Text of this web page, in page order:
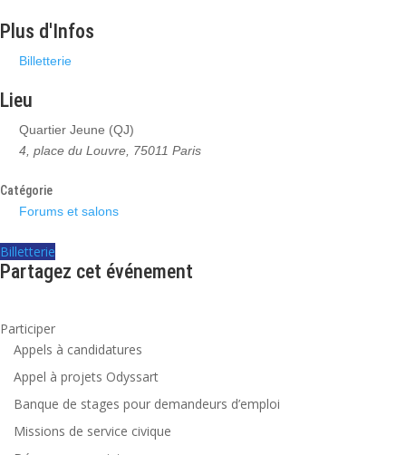
Plus d'Infos
Billetterie
Lieu
Quartier Jeune (QJ)
4, place du Louvre, 75011 Paris
Catégorie
Forums et salons
Billetterie
Partagez cet événement
Participer
Appels à candidatures
Appel à projets Odyssart
Banque de stages pour demandeurs d’emploi
Missions de service civique